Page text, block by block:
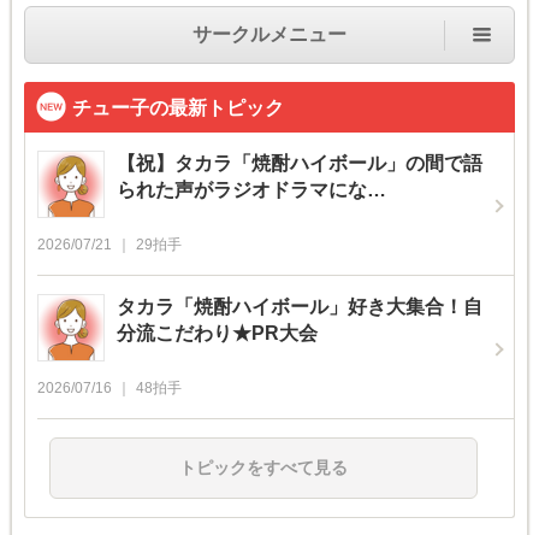
サークルメニュー
チュー子の最新トピック
【祝】タカラ「焼酎ハイボール」の間で語
られた声がラジオドラマにな…
2026/07/21 29拍手
タカラ「焼酎ハイボール」好き大集合！自
分流こだわり★PR大会
2026/07/16 48拍手
トピックをすべて見る